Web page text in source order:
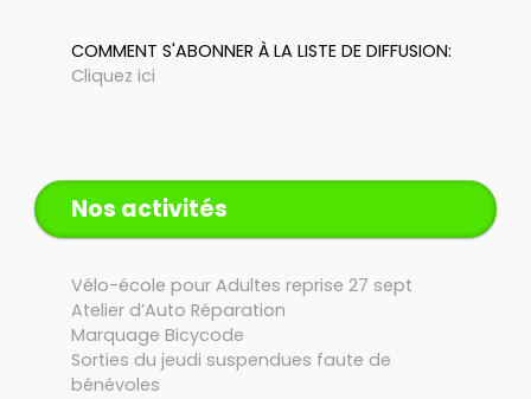
COMMENT S'ABONNER À LA LISTE DE DIFFUSION:
Cliquez ici
Nos activités
Vélo-école pour Adultes reprise 27 sept
Atelier d’Auto Réparation
Marquage Bicycode
Sorties du jeudi suspendues faute de
bénévoles